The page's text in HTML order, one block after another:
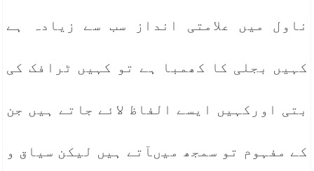
ناول میں علامتی انداز سب سے زیادہ ہے
کہیں بجلی کا کھمبا ہے تو کہیں ٹرافک کی
بتی اورکہیں ایسے الفاظ لائے جاتے ہیں جن
کے مفہوم تو سمجھ میںآتے ہیں لیکن سیاق و